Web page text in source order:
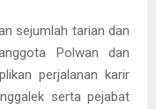
sejumlah tarian dan
Polwan dan
perjalanan karir
serta pejabat